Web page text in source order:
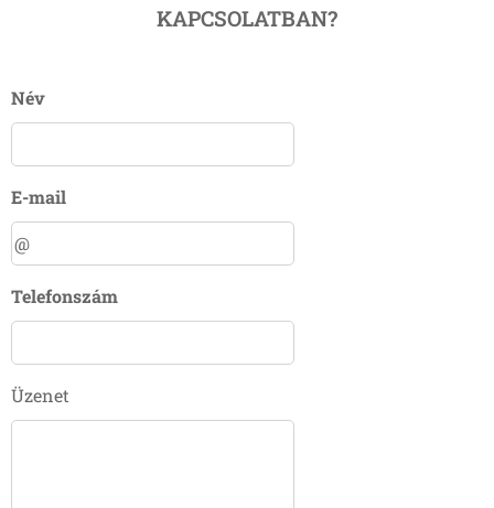
KAPCSOLATBAN?
Név
E-mail
Telefonszám
Üzenet